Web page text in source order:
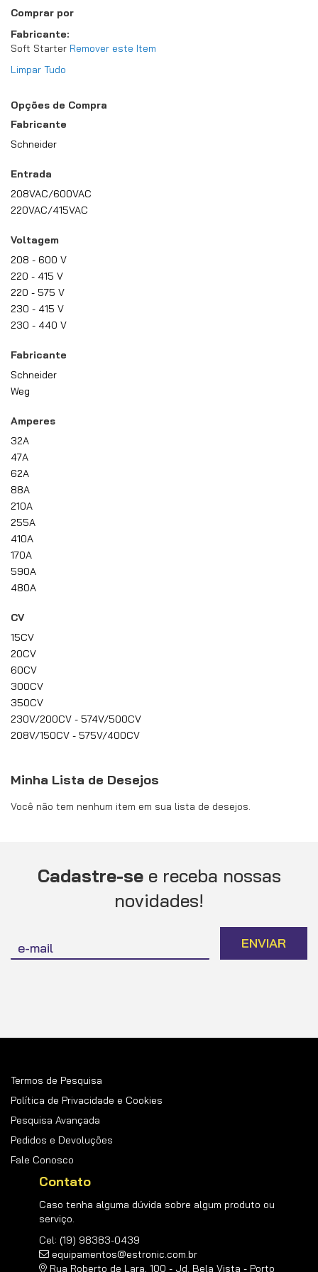
Comprar por
Fabricante
Soft Starter Remover este Item
Limpar Tudo
Opções de Compra
Fabricante
Schneider
Entrada
208VAC/600VAC
220VAC/415VAC
Voltagem
208 - 600 V
220 - 415 V
220 - 575 V
230 - 415 V
230 - 440 V
Fabricante
Schneider
Weg
Amperes
32A
47A
62A
88A
210A
255A
410A
170A
590A
480A
CV
15CV
20CV
60CV
300CV
350CV
230V/200CV - 574V/500CV
208V/150CV - 575V/400CV
Minha Lista de Desejos
Você não tem nenhum item em sua lista de desejos.
Cadastre-see receba nossas
novidades!
se
na
ENVIAR
Termos de Pesquisa
Política de Privacidade e Cookies
Pesquisa Avançada
Pedidos e Devoluções
Fale Conosco
Contato
Caso tenha alguma dúvida sobre algum produto ou
serviço.
Cel: (19) 98383-0439
equipamentos@estronic.com.br
Rua Roberto de Lara, 100 - Jd. Bela Vista - Porto